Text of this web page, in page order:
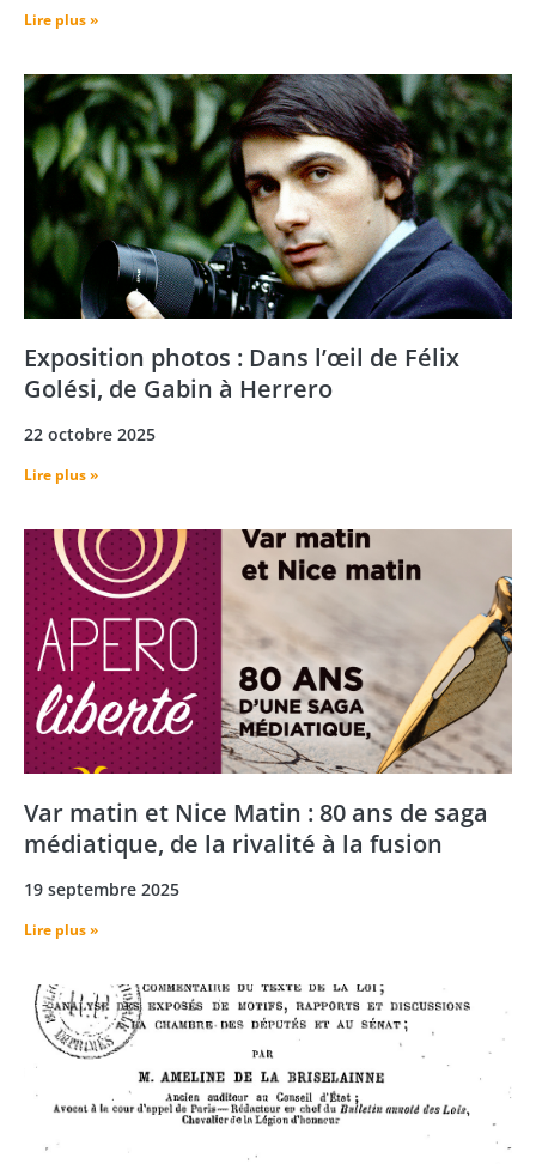
Lire plus »
Exposition photos : Dans l’œil de Félix
Golési, de Gabin à Herrero
22 octobre 2025
Lire plus »
Var matin et Nice Matin : 80 ans de saga
médiatique, de la rivalité à la fusion
19 septembre 2025
Lire plus »